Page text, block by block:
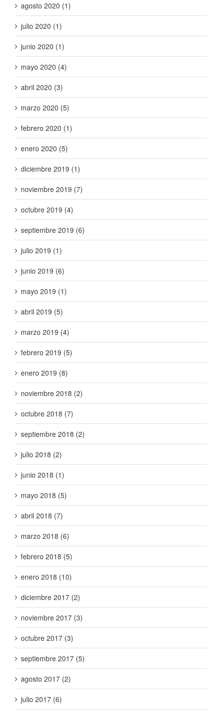
agosto 2020 (1)
julio 2020 (1)
junio 2020 (1)
mayo 2020 (4)
abril 2020 (3)
marzo 2020 (5)
febrero 2020 (1)
enero 2020 (5)
diciembre 2019 (1)
noviembre 2019 (7)
octubre 2019 (4)
septiembre 2019 (6)
julio 2019 (1)
junio 2019 (6)
mayo 2019 (1)
abril 2019 (5)
marzo 2019 (4)
febrero 2019 (5)
enero 2019 (8)
noviembre 2018 (2)
octubre 2018 (7)
septiembre 2018 (2)
julio 2018 (2)
junio 2018 (1)
mayo 2018 (5)
abril 2018 (7)
marzo 2018 (6)
febrero 2018 (5)
enero 2018 (10)
diciembre 2017 (2)
noviembre 2017 (3)
octubre 2017 (3)
septiembre 2017 (5)
agosto 2017 (2)
julio 2017 (6)